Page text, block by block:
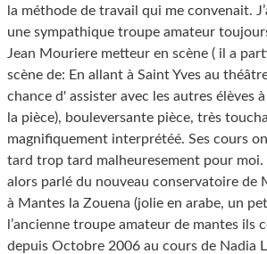
la méthode de travail qui me convenait.
une sympathique troupe amateur
Jean Mouriere metteur en scène ( il a
scène de: En allant à Saint Yves au
chance d' assister avec les autres élèves
la pièce), bouleversante pièce, très
magnifiquement interprétéé. Ses cours
tard trop tard malheuresement pour moi.
alors parlé du nouveau conservatoire de
à Mantes la Zouena (jolie en arabe, un
l’ancienne troupe amateur de mantes ils
depuis Octobre 2006 au cours de Nadia